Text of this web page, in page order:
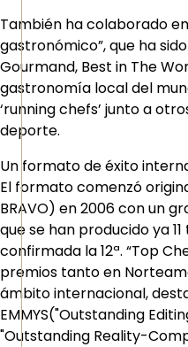
También ha colaborado
gastronómico”, que ha
Gourmand, Best in The
gastronomía local del
‘running chefs’ junto a
deporte.
Un formato de éxito
El formato comenzó
BRAVO) en 2006 con un
que se han producido ya
confirmada la 12ª. “Top
premios tanto en
ámbito internacional,
EMMYS("Outstanding
"Outstanding Reality-